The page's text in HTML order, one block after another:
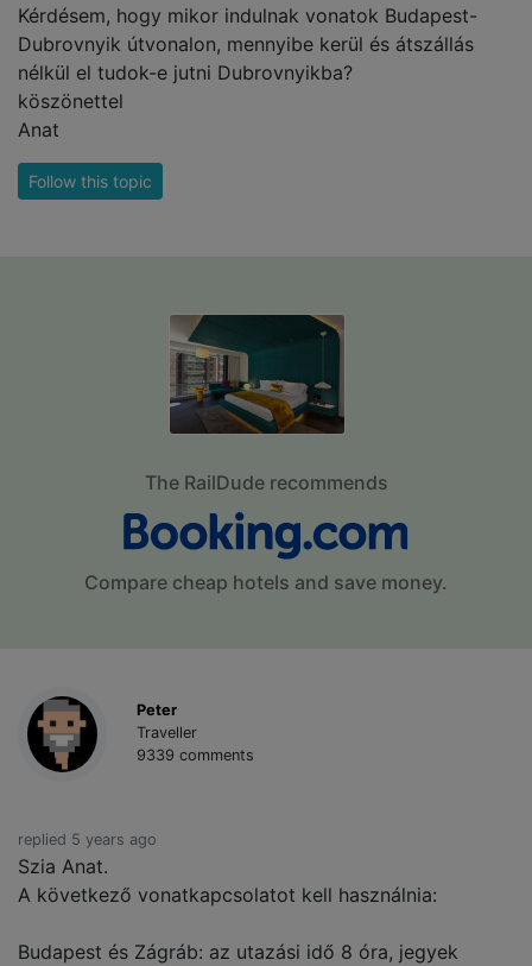
Kérdésem, hogy mikor indulnak vonatok Budapest-
Dubrovnyik útvonalon, mennyibe kerül és átszállás
nélkül el tudok-e jutni Dubrovnyikba?
köszönettel
Anat
Follow this topic
The RailDude recommends
Compare cheap hotels and save money.
Peter
Traveller
9339 comments
replied 5 years ago
Szia Anat.
A következő vonatkapcsolatot kell használnia:
Budapest és Zágráb: az utazási idő 8 óra, jegyek